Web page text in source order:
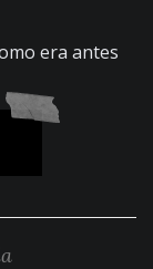
era antes